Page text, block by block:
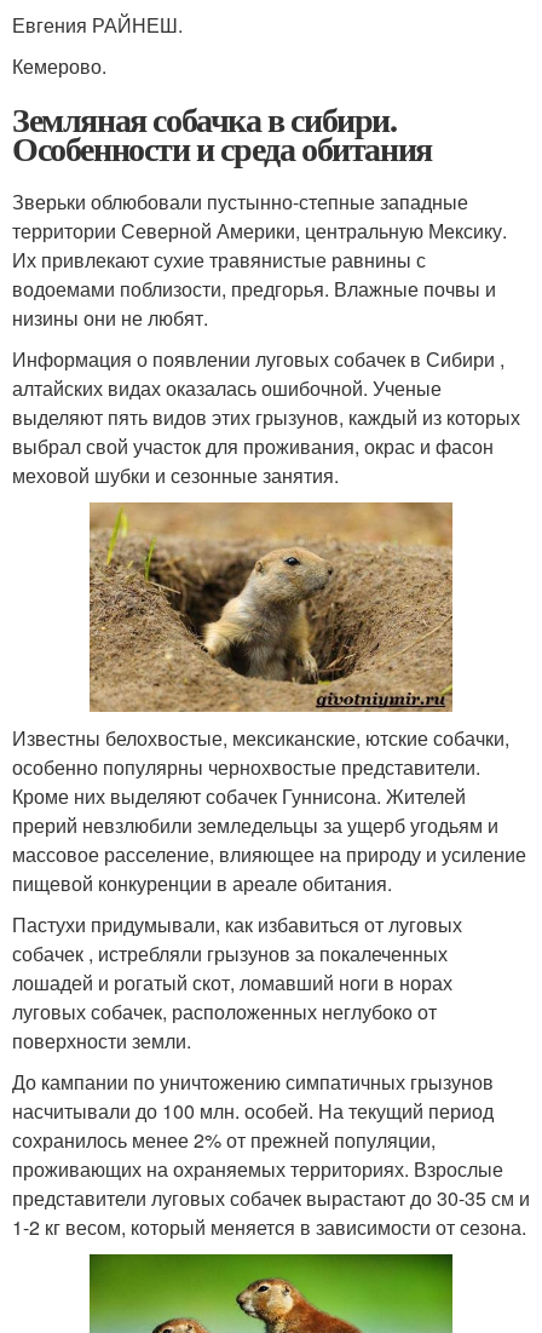
Евгения РАЙНЕШ.
Кемерово.
Земляная собачка в сибири.
Особенности и среда обитания
Зверьки облюбовали пустынно-степные западные
территории Северной Америки, центральную Мексику.
Их привлекают сухие травянистые равнины с
водоемами поблизости, предгорья. Влажные почвы и
низины они не любят.
Информация о появлении луговых собачек в Сибири ,
алтайских видах оказалась ошибочной. Ученые
выделяют пять видов этих грызунов, каждый из которых
выбрал свой участок для проживания, окрас и фасон
меховой шубки и сезонные занятия.
Известны белохвостые, мексиканские, ютские собачки,
особенно популярны чернохвостые представители.
Кроме них выделяют собачек Гуннисона. Жителей
прерий невзлюбили земледельцы за ущерб угодьям и
массовое расселение, влияющее на природу и усиление
пищевой конкуренции в ареале обитания.
Пастухи придумывали, как избавиться от луговых
собачек , истребляли грызунов за покалеченных
лошадей и рогатый скот, ломавший ноги в норах
луговых собачек, расположенных неглубоко от
поверхности земли.
До кампании по уничтожению симпатичных грызунов
насчитывали до 100 млн. особей. На текущий период
сохранилось менее 2% от прежней популяции,
проживающих на охраняемых территориях. Взрослые
представители луговых собачек вырастают до 30-35 см и
1-2 кг весом, который меняется в зависимости от сезона.